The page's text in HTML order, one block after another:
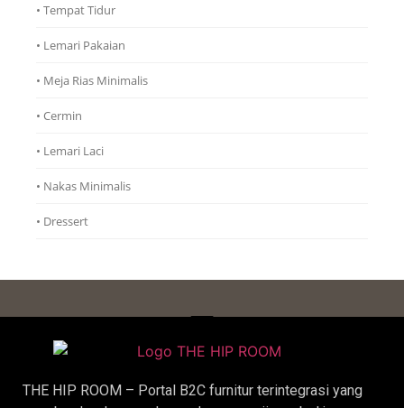
• Tempat Tidur
• Lemari Pakaian
• Meja Rias Minimalis
• Cermin
• Lemari Laci
• Nakas Minimalis
• Dressert
THE HIP ROOM – Portal B2C furnitur terintegrasi yang